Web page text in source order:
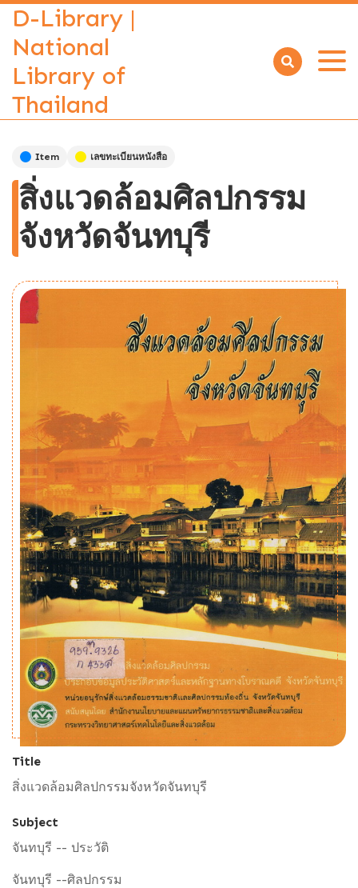
D-Library |
National
Library of
Thailand
Open
Item เลขทะเบียนหนังสือ
สิ่งแวดล้อมศิลปกรรม
จังหวัดจันทบุรี
Title
สิ่งแวดล้อมศิลปกรรมจังหวัดจันทบุรี
Subject
จันทบุรี -- ประวัติ
จันทบุรี --ศิลปกรรม